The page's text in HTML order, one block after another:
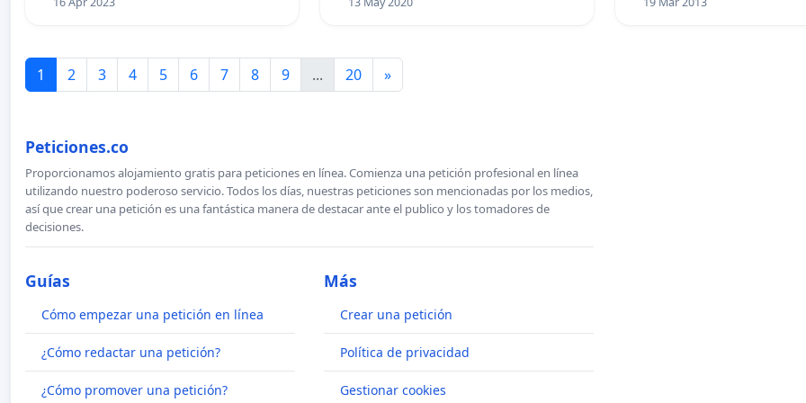
1 2 3 4 5 6 7 8 9 ... 20 »
Peticiones.co
Proporcionamos alojamiento gratis para peticiones en línea. Comienza una petición profesional en línea
utilizando nuestro poderoso servicio. Todos los días, nuestras peticiones son mencionadas por los medios,
así que crear una petición es una fantástica manera de destacar ante el publico y los tomadores de
decisiones.
Guías
Cómo empezar una petición en línea
¿Cómo redactar una petición?
¿Cómo promover una petición?
Más
Crear una petición
Política de privacidad
Gestionar cookies